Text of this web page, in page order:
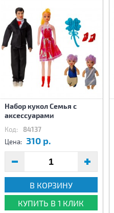
Набор кукол Семья с
аксессуарами
Код: 84137
Цена: 310 р.
В КОРЗИНУ
КУПИТЬ В 1 КЛИК